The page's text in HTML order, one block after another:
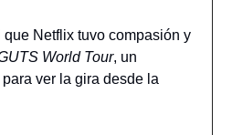
que Netflix tuvo compasión y
World Tour, un
ver la gira desde la